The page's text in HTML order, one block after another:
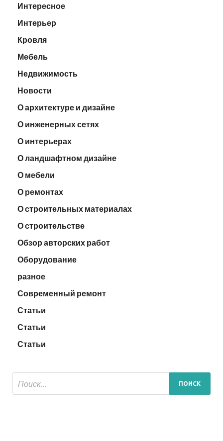
Интересное
Интерьер
Кровля
Мебель
Недвижимость
Новости
О архитектуре и дизайне
О инженерных сетях
О интерьерах
О ландшафтном дизайне
О мебели
О ремонтах
О строительных материалах
О строительстве
Обзор авторских работ
Оборудование
разное
Современный ремонт
Статьи
Статьи
Статьи